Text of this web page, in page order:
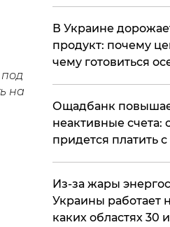
на
В Украине
продукт: почему
чему готовиться
​Ощадбанк
неактивные счета:
придется платить с
Из-за жары
Украины работает
каких областях 30